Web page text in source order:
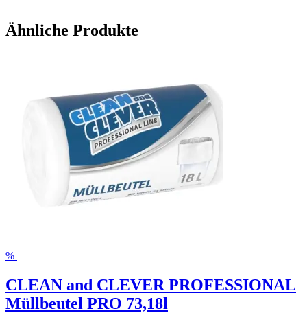
Ähnliche Produkte
%
CLEAN and CLEVER PROFESSIONAL
Müllbeutel PRO 73,18l